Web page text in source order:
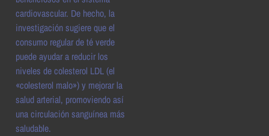
cardiovascular. De hecho, la
investigación sugiere que el
consumo regular de té verde
puede ayudar a reducir los
niveles de colesterol LDL (el
«colesterol malo») y mejorar la
salud arterial, promoviendo así
una circulación sanguínea más
saludable.